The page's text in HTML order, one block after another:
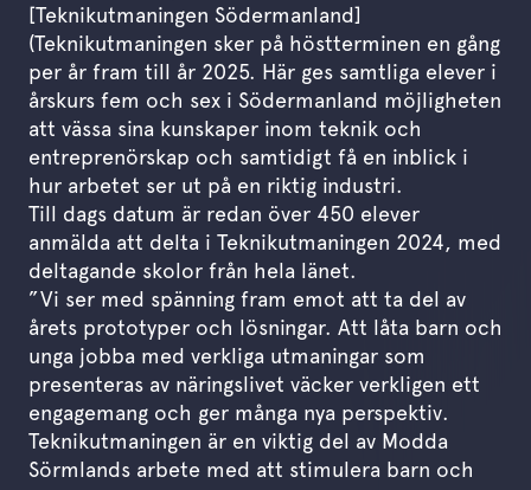
[Teknikutmaningen Södermanland]
(Teknikutmaningen sker på höstterminen en gång
per år fram till år 2025. Här ges samtliga elever i
årskurs fem och sex i Södermanland möjligheten
att vässa sina kunskaper inom teknik och
entreprenörskap och samtidigt få en inblick i
hur arbetet ser ut på en riktig industri.
Till dags datum är redan över 450 elever
anmälda att delta i Teknikutmaningen 2024, med
deltagande skolor från hela länet.
”Vi ser med spänning fram emot att ta del av
årets prototyper och lösningar. Att låta barn och
unga jobba med verkliga utmaningar som
presenteras av näringslivet väcker verkligen ett
engagemang och ger många nya perspektiv.
Teknikutmaningen är en viktig del av Modda
Sörmlands arbete med att stimulera barn och